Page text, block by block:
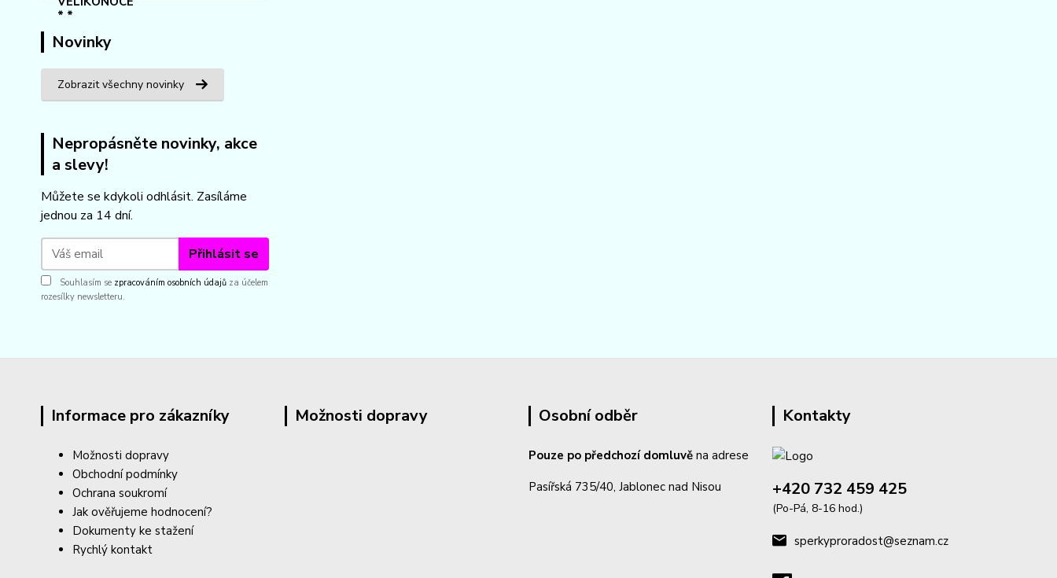
Novinky
Zobrazit všechny novinky
Nepropásněte novinky, akce
a slevy!
Můžete se kdykoli odhlásit. Zasíláme
jednou za 14 dní.
Přihlásit se
Souhlasím se zpracováním osobních údajů za účelem
rozesílky newsletteru.
Informace pro zákazníky
Možnosti dopravy
Obchodní podmínky
Ochrana soukromí
Jak ověřujeme hodnocení?
Dokumenty ke stažení
Rychlý kontakt
Možnosti dopravy Osobní odběr
Pouze po předchozí domluvě na adrese
Pasířská 735/40, Jablonec nad Nisou
Kontakty
+420 732 459 425
(Po-Pá, 8-16 hod.)
sperkyproradost@seznam.cz